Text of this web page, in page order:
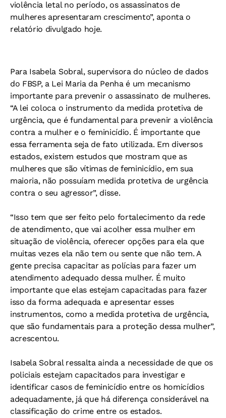
violência letal no período, os assassinatos de
mulheres apresentaram crescimento”, aponta o
relatório divulgado hoje.
Para Isabela Sobral, supervisora do núcleo de dados
do FBSP, a Lei Maria da Penha é um mecanismo
importante para prevenir o assassinato de mulheres.
“A lei coloca o instrumento da medida protetiva de
urgência, que é fundamental para prevenir a violência
contra a mulher e o feminicídio. É importante que
essa ferramenta seja de fato utilizada. Em diversos
estados, existem estudos que mostram que as
mulheres que são vítimas de feminicídio, em sua
maioria, não possuíam medida protetiva de urgência
contra o seu agressor”, disse.
“Isso tem que ser feito pelo fortalecimento da rede
de atendimento, que vai acolher essa mulher em
situação de violência, oferecer opções para ela que
muitas vezes ela não tem ou sente que não tem. A
gente precisa capacitar as polícias para fazer um
atendimento adequado dessa mulher. É muito
importante que elas estejam capacitadas para fazer
isso da forma adequada e apresentar esses
instrumentos, como a medida protetiva de urgência,
que são fundamentais para a proteção dessa mulher”,
acrescentou.
Isabela Sobral ressalta ainda a necessidade de que os
policiais estejam capacitados para investigar e
identificar casos de feminicídio entre os homicídios
adequadamente, já que há diferença considerável na
classificação do crime entre os estados.